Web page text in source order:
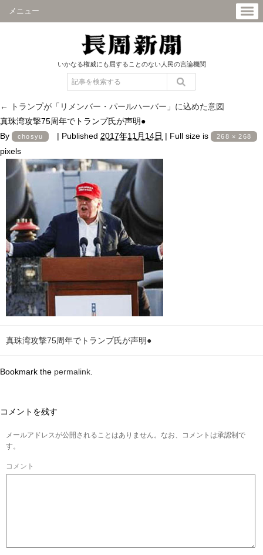
メニュー
いかなる権威にも屈することのない人民の言論機関
←
トランプが「リメンバー・パールハーバー」に込めた意図
真珠湾攻撃75周年でトランプ氏が声明●
By
chosyu | Published 2017年11月14日 | Full size is 268 × 268
pixels
真珠湾攻撃75周年でトランプ氏が声明●
Bookmark the permalink
コメントを残す
メールアドレスが公開されることはありません。なお、コメントは承認制で
す。
コメント